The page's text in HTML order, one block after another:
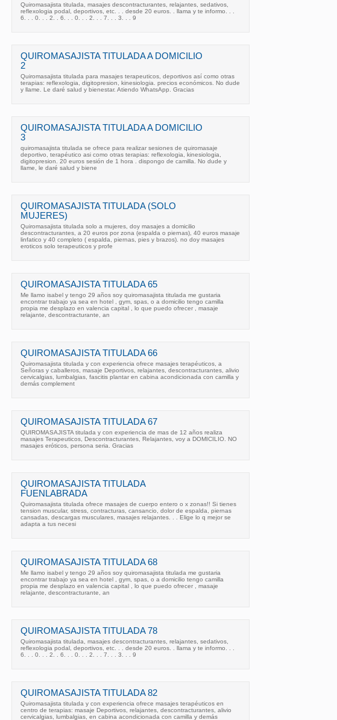
Quiromasajista titulada, masajes descontracturantes, relajantes, sedativos,
reflexologia podal, deportivos, etc. . . desde 20 euros. . llama y te informo. . .
6. . . 0. . . 2. . 6. . . 0. . . 2. . . 7. . . 3. . . 9
QUIROMASAJISTA TITULADA A DOMICILIO
2
Quiromasajista titulada para masajes terapeuticos, deportivos así como otras
terapias: reflexologia, digitopresion, kinesiologia. precios económicos. No dude
y llame. Le daré salud y bienestar. Atiendo WhatsApp. Gracias
QUIROMASAJISTA TITULADA A DOMICILIO
3
quiromasajista titulada se ofrece para realizar sesiones de quiromasaje
deportivo, terapéutico asi como otras terapias: reflexologia, kinesiologia,
digitopresion. 20 euros sesión de 1 hora . dispongo de camilla. No dude y
llame, le daré salud y biene
QUIROMASAJISTA TITULADA (SOLO
MUJERES)
Quiromasajista titulada solo a mujeres, doy masajes a domicilio
descontracturantes, a 20 euros por zona (espalda o piernas), 40 euros masaje
linfatico y 40 completo ( espalda, piernas, pies y brazos). no doy masajes
eroticos solo terapeuticos y profe
QUIROMASAJISTA TITULADA 65
Me llamo isabel y tengo 29 años soy quiromasajista titulada me gustaria
encontrar trabajo ya sea en hotel , gym, spas, o a domicilio tengo camilla
propia me desplazo en valencia capital , lo que puedo ofrecer , masaje
relajante, descontracturante, an
QUIROMASAJISTA TITULADA 66
Quiromasajista titulada y con experiencia ofrece masajes terapéuticos, a
Señoras y caballeros, masaje Deportivos, relajantes, descontracturantes, alivio
cervicalgias, lumbalgias, fascitis plantar en cabina acondicionada con camilla y
demás complement
QUIROMASAJISTA TITULADA 67
QUIROMASAJISTA titulada y con experiencia de mas de 12 años realiza
masajes Terapeuticos, Descontracturantes, Relajantes, voy a DOMICILIO. NO
masajes eróticos, persona seria. Gracias
QUIROMASAJISTA TITULADA
FUENLABRADA
Quiromasajista titulada ofrece masajes de cuerpo entero o x zonas!! Si tienes
tension muscular, stress, contracturas, cansancio, dolor de espalda, piernas
cansadas, descargas musculares, masajes relajantes. . . Elige lo q mejor se
adapta a tus necesi
QUIROMASAJISTA TITULADA 68
Me llamo isabel y tengo 29 años soy quiromasajista titulada me gustaria
encontrar trabajo ya sea en hotel , gym, spas, o a domicilio tengo camilla
propia me desplazo en valencia capital , lo que puedo ofrecer , masaje
relajante, descontracturante, an
QUIROMASAJISTA TITULADA 78
Quiromasajista titulada, masajes descontracturantes, relajantes, sedativos,
reflexologia podal, deportivos, etc. . . desde 20 euros. . llama y te informo. . .
6. . . 0. . . 2. . 6. . . 0. . . 2. . . 7. . . 3. . . 9
QUIROMASAJISTA TITULADA 82
Quiromasajista titulada y con experiencia ofrece masajes terapéuticos en
centro de terapias: masaje Deportivos, relajantes, descontracturantes, alivio
cervicalgias, lumbalgias, en cabina acondicionada con camilla y demás